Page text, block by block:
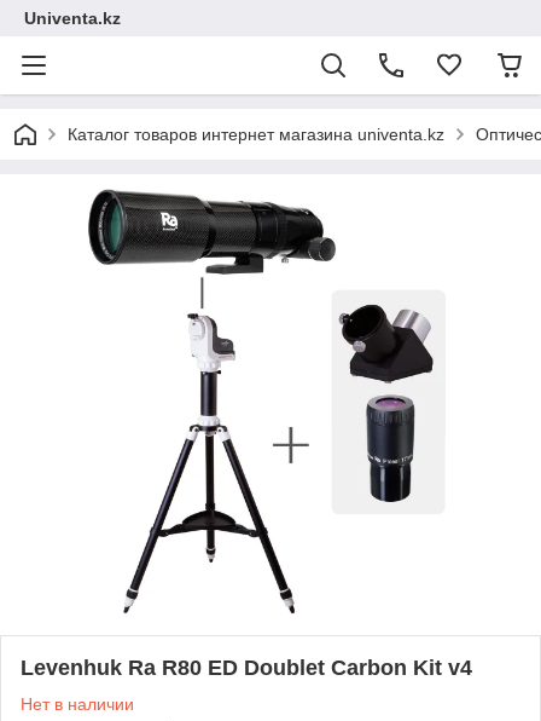
Univenta.kz
Каталог товаров интернет магазина univenta.kz
Levenhuk Ra R80 ED Doublet Carbon Kit v4
Нет в наличии